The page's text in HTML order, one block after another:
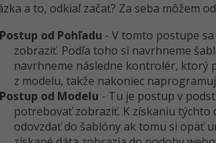
a to, odkiaľ začať? Za seba môžem
Postup od Pohľadu - V tomto postupe
zobraziť. Podľa toho si navrhneme
navrhneme následne kontrolér, ktorý
z modelu, takže nakoniec
Postup od Modelu - Tu je postup v
potrebovať zobraziť. K získaniu
odovzdať do šablóny ak tomu si opäť